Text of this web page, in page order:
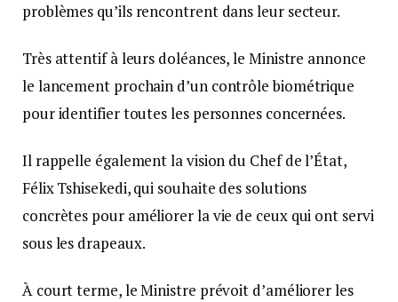
problèmes qu’ils rencontrent dans leur secteur.
Très attentif à leurs doléances, le Ministre annonce
le lancement prochain d’un contrôle biométrique
pour identifier toutes les personnes concernées.
Il rappelle également la vision du Chef de l’État,
Félix Tshisekedi, qui souhaite des solutions
concrètes pour améliorer la vie de ceux qui ont servi
sous les drapeaux.
À court terme, le Ministre prévoit d’améliorer les